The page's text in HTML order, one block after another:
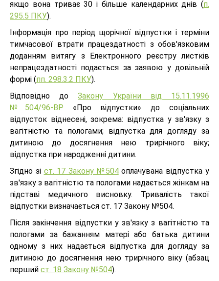
якщо вона триває 30 і більше календарних днів (п.
295.5 ПКУ).
Інформація про період щорічної відпустки і терміни
тимчасової втрати працездатності з обов'язковим
доданням витягу з Електронного реєстру листків
непрацездатності подається за заявою у довільній
формі (пп. 298.3.2 ПКУ).
Відповідно доЗакону України від 15.11.1996
№504/96-ВР «Про відпустки» до соціальних
відпусток віднесені, зокрема: відпустка у зв'язку з
вагітністю та пологами; відпустка для догляду за
дитиною до досягнення нею трирічного віку;
відпустка при народженні дитини.
Згідно зі ст. 17 Закону №504оплачувана відпустка у
зв'язку з вагітністю та пологами надається жінкам на
підставі медичного висновку. Тривалість такої
відпустки визначається ст. 17 Закону №504.
Після закінчення відпустки у зв'язку з вагітністю та
пологами за бажанням матері або батька дитини
одному з них надається відпустка для догляду за
дитиною до досягнення нею трирічного віку (абзац
перший ст. 18 Закону №504).